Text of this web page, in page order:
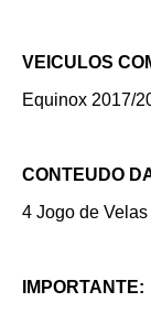
VEICULOS
Equinox 2017/
CONTEUDO
4 Jogo de Velas
IMPORTANTE: